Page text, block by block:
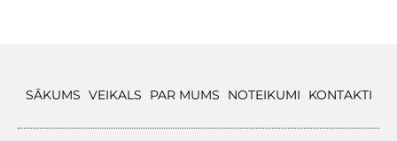
SĀKUMS VEIKALS PAR MUMS NOTEIKUMI KONTAKTI